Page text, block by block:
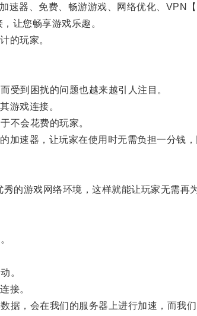
器、免费、畅游游戏、网络优化、VPN
让您畅享游戏乐趣。
的玩家。
到困扰的问题也越来越引人注目。
游戏连接。
不会花费的玩家。
速器，让玩家在使用时无需负担一分钱，
游戏网络环境，这样就能让玩家无需再
。
接。
，会在我们的服务器上进行加速，而我